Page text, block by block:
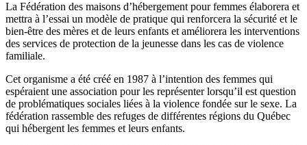
La Fédération des maisons d’hébergement pour femmes élaborera et
mettra à l’essai un modèle de pratique qui renforcera la sécurité et le
bien-être des mères et de leurs enfants et améliorera les interventions
des services de protection de la jeunesse dans les cas de violence
familiale.
Cet organisme a été créé en 1987 à l’intention des femmes qui
espéraient une association pour les représenter lorsqu’il est question
de problématiques sociales liées à la violence fondée sur le sexe. La
fédération rassemble des refuges de différentes régions du Québec
qui hébergent les femmes et leurs enfants.